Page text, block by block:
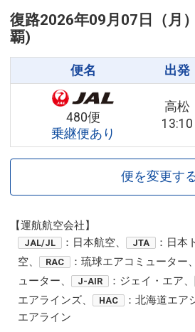
復路2026年09月07日（月）
覇)
便名 出発
480便
乗継便あり
高松
13:10
便を変更す
【運航航空会社】
JAL/JL ：日本航空、 JTA
：日本
空、
RAC ：琉球エアコミューター、
ューター、
J-AIR ：ジェイ・エア、
エアラインズ、
HAC ：北海道エア
エアライン